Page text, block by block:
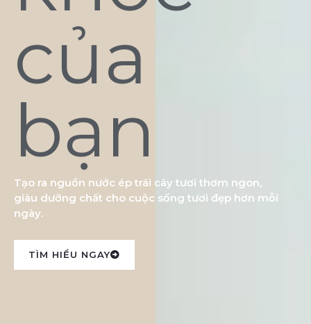
của
bạn
Tạo ra nguồn nước ép trái cây tươi thơm ngon,
giàu dưỡng chất cho cuộc sống tươi đẹp hơn mỗi
ngày.
TÌM HIỂU NGAY